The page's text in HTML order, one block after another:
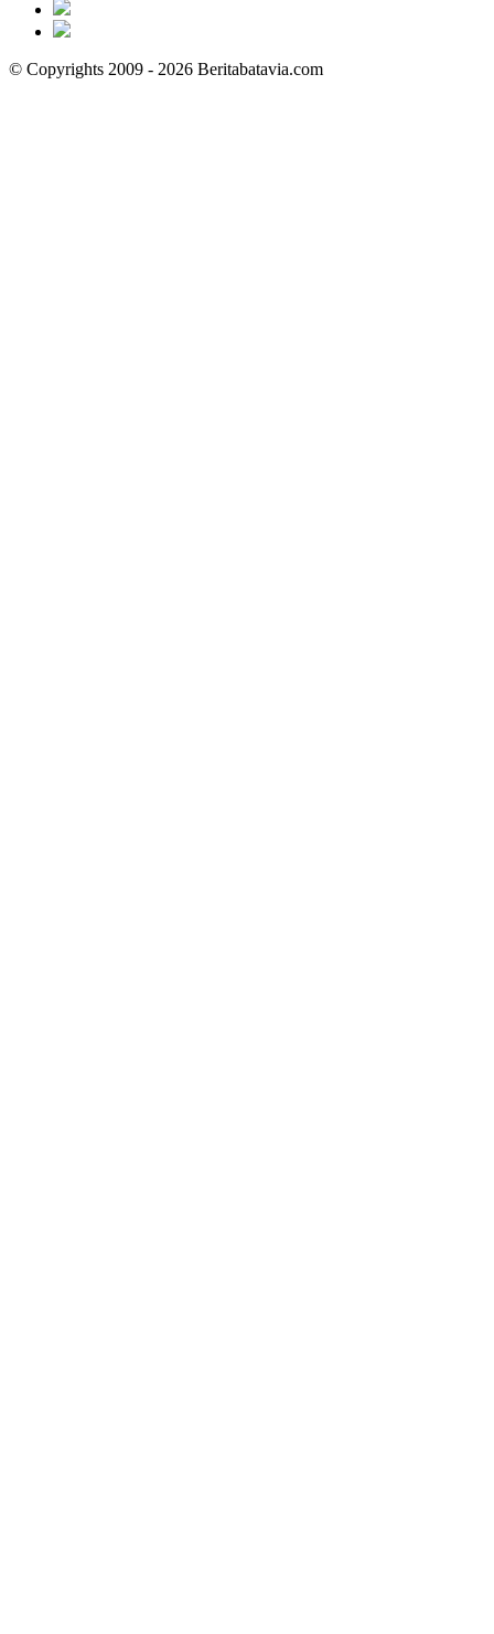
© Copyrights 2009 - 2026 Beritabatavia.com